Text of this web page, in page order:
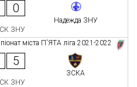
0
Надежда ЗНУ
СК ЗНУ
міста П'ЯТА ліга 2021-2022
5
ЗСКА
СК ЗНУ